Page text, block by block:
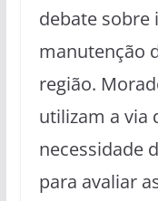
debate sobre
manutenção
região.
utilizam a via
necessidade
para avaliar